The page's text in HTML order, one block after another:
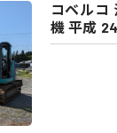
コベルコ
機 平成